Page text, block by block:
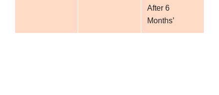
After 6
Months’